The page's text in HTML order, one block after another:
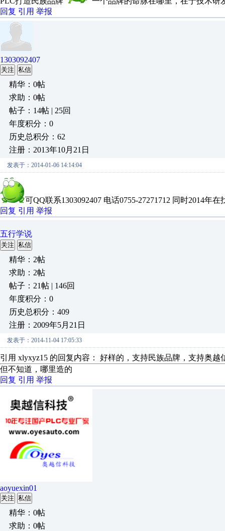
回复 引用 举报
1303092407
关注 私信
精华：0帖
求助：0帖
帖子：14帖 | 25回
年度积分：0
历史总积分：62
注册：2013年10月21日
发表于：2014-01-06 14:14:04
可QQ联系1303092407 电话0755-27271712 同时2014年在
回复 引用 举报
五行学说
关注 私信
精华：2帖
求助：2帖
帖子：21帖 | 146回
年度积分：0
历史总积分：409
注册：2009年5月21日
发表于：2014-11-04 17:05:33
引用 xlyxyz15 的回复内容： 好样的，支持民族品牌，支持奥越
但不知道，哪里造的
回复 引用 举报
aoyuexin01
关注 私信
精华：0帖
求助：0帖